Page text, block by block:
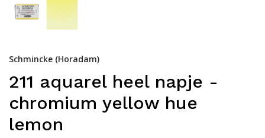
Schmincke (Horadam)
211 aquarel heel napje -
chromium yellow hue
lemon